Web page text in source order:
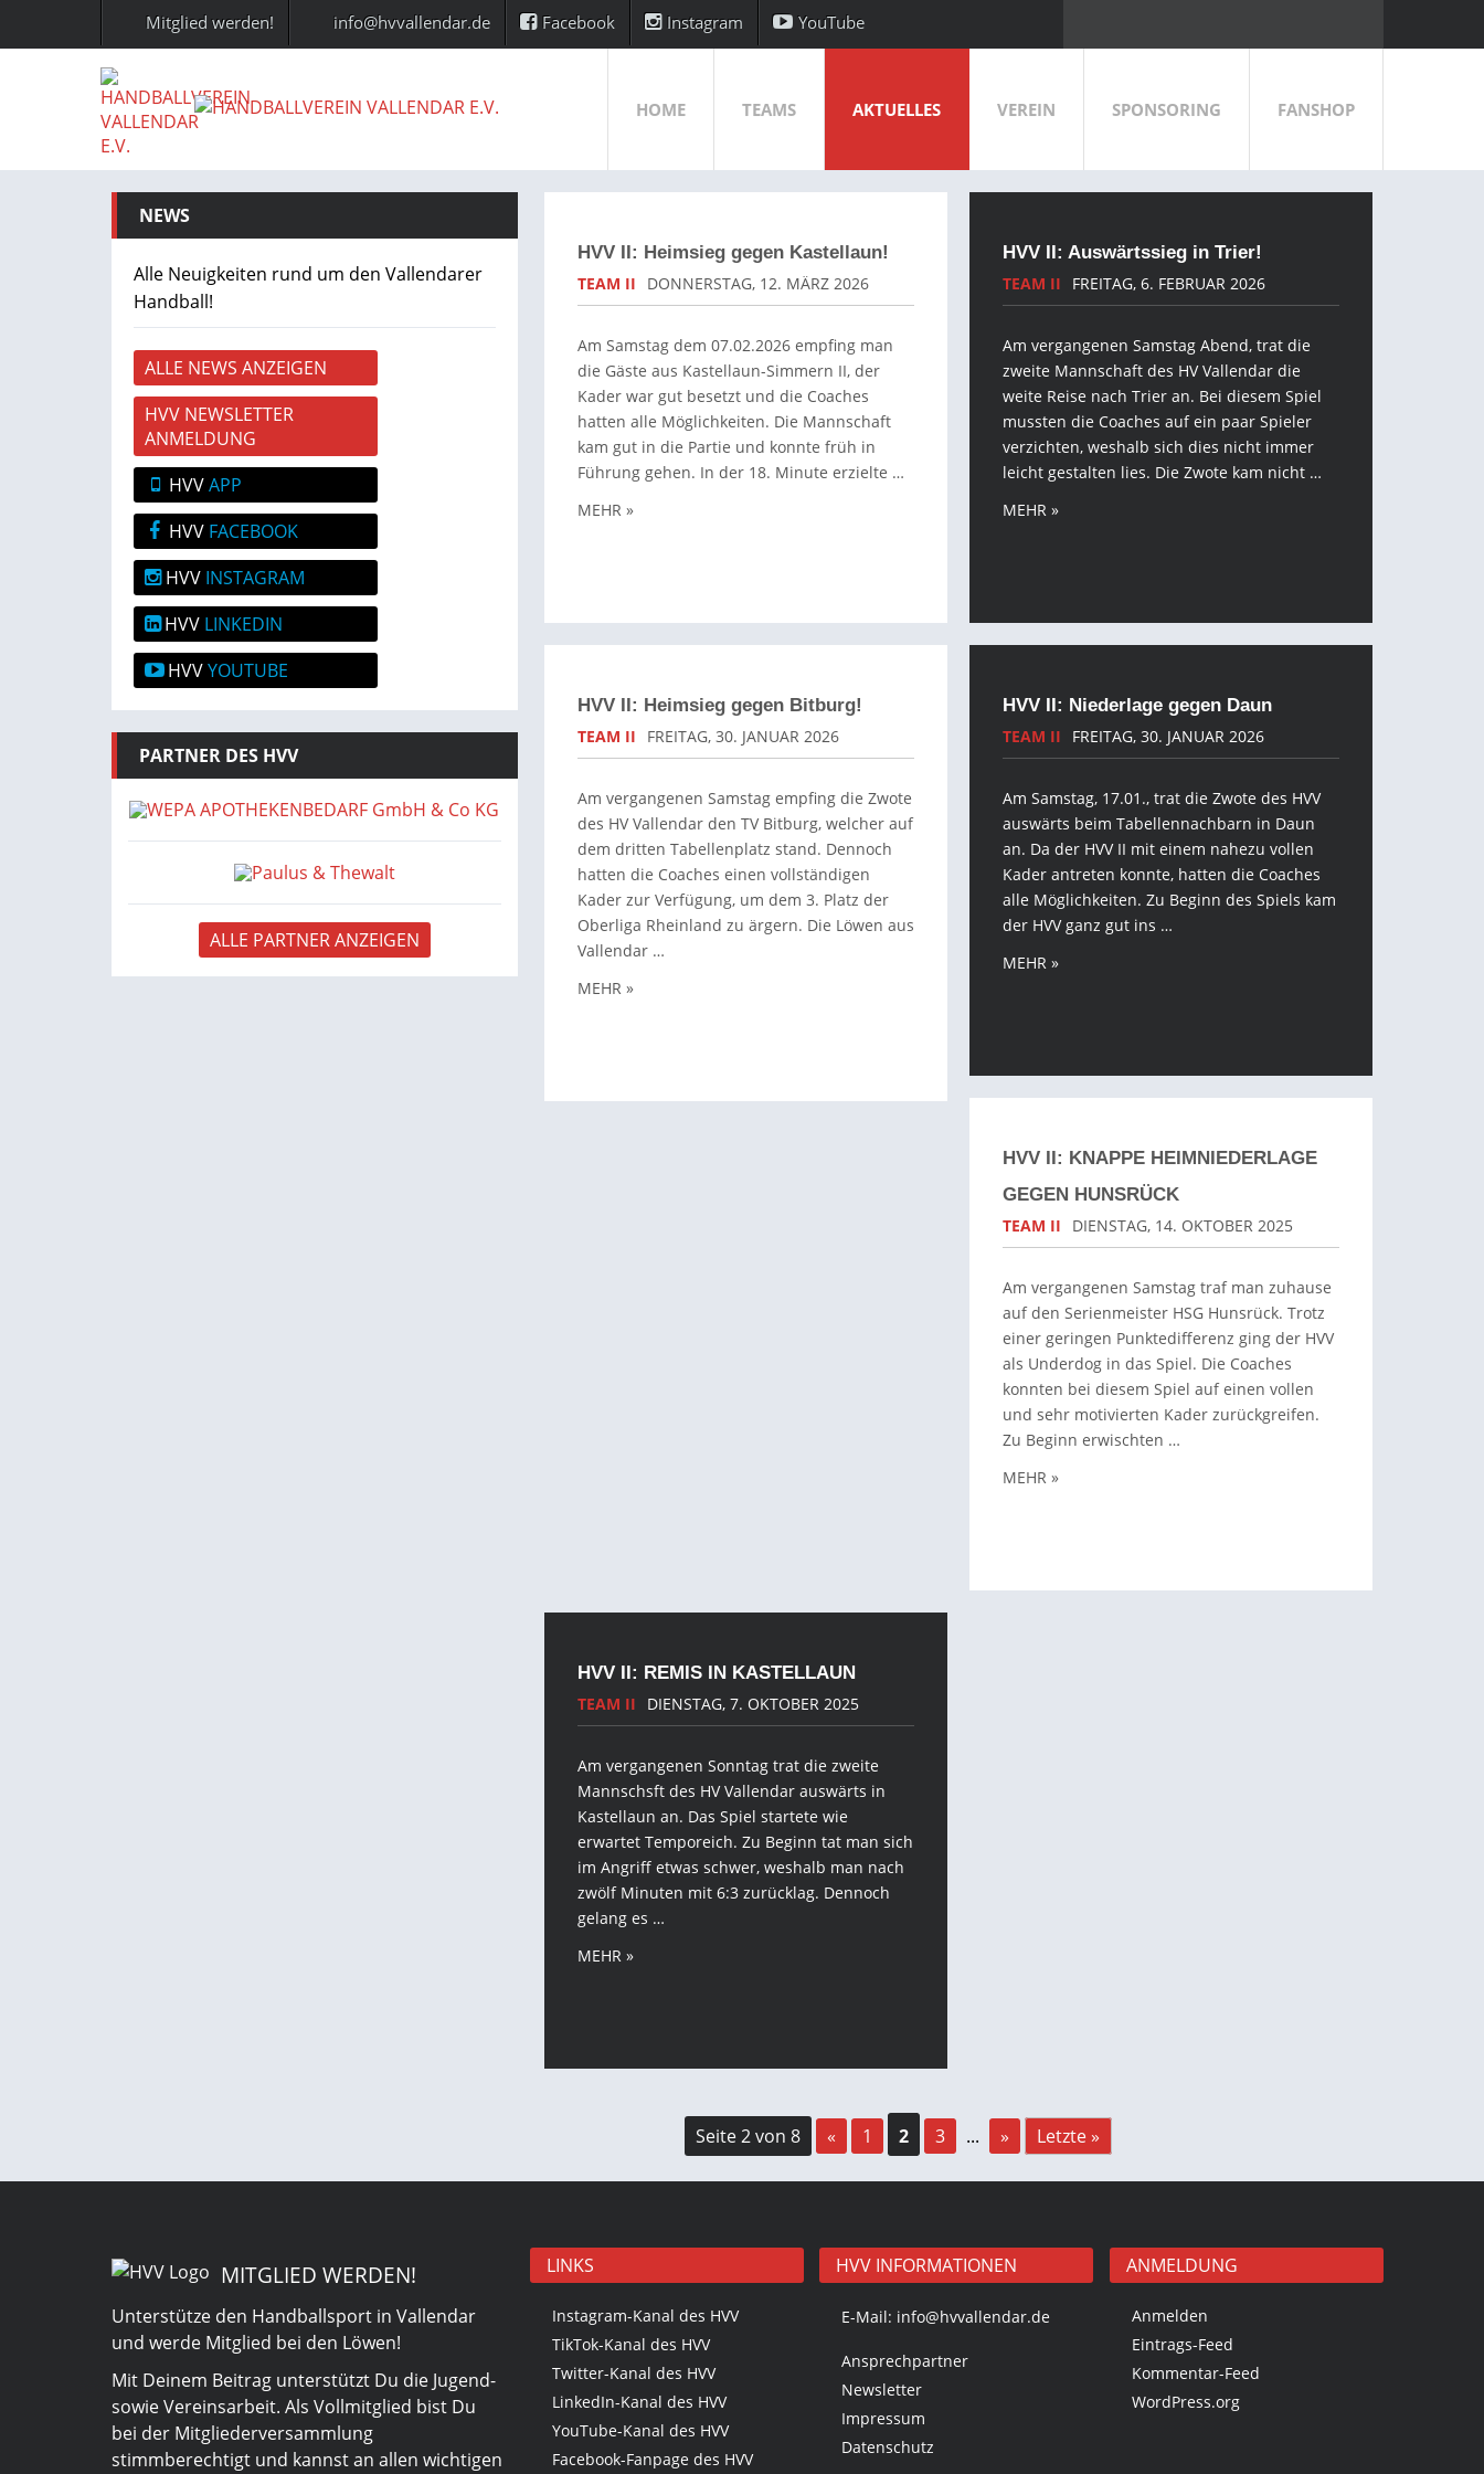
Mitglied werden! info@hvvallendar.de Facebook Instagram YouTube
HOME TEAMS AKTUELLES VEREIN SPONSORING FANSHOP
HVV II: Heimsieg gegen Kastellaun!
TEAM II
DONNERSTAG, 12. MÄRZ 2026
Am Samstag dem 07.02.2026 empfing man
die Gäste aus Kastellaun-Simmern II, der
Kader war gut besetzt und die Coaches
hatten alle Möglichkeiten. Die Mannschaft
kam gut in die Partie und konnte früh in
Führung gehen. In der 18. Minute erzielte …
MEHR »
HVV II: Auswärtssieg in Trier!
TEAM II
FREITAG, 6. FEBRUAR 2026
Am vergangenen Samstag Abend, trat die
zweite Mannschaft des HV Vallendar die
weite Reise nach Trier an. Bei diesem Spiel
mussten die Coaches auf ein paar Spieler
verzichten, weshalb sich dies nicht immer
leicht gestalten lies. Die Zwote kam nicht …
MEHR »
HVV II: Heimsieg gegen Bitburg!
TEAM II
FREITAG, 30. JANUAR 2026
Am vergangenen Samstag empfing die Zwote
des HV Vallendar den TV Bitburg, welcher auf
dem dritten Tabellenplatz stand. Dennoch
hatten die Coaches einen vollständigen
Kader zur Verfügung, um dem 3. Platz der
Oberliga Rheinland zu ärgern. Die Löwen aus
Vallendar …
MEHR »
HVV II: Niederlage gegen Daun
TEAM II
FREITAG, 30. JANUAR 2026
Am Samstag, 17.01., trat die Zwote des HVV
auswärts beim Tabellennachbarn in Daun
an. Da der HVV II mit einem nahezu vollen
Kader antreten konnte, hatten die Coaches
alle Möglichkeiten. Zu Beginn des Spiels kam
der HVV ganz gut ins …
MEHR »
HVV II: KNAPPE HEIMNIEDERLAGE
GEGEN HUNSRÜCK
TEAM II
DIENSTAG, 14. OKTOBER 2025
Am vergangenen Samstag traf man zuhause
auf den Serienmeister HSG Hunsrück. Trotz
einer geringen Punktedifferenz ging der HVV
als Underdog in das Spiel. Die Coaches
konnten bei diesem Spiel auf einen vollen
und sehr motivierten Kader zurückgreifen.
Zu Beginn erwischten …
MEHR »
HVV II: REMIS IN KASTELLAUN
TEAM II
DIENSTAG, 7. OKTOBER 2025
Am vergangenen Sonntag trat die zweite
Mannschsft des HV Vallendar auswärts in
Kastellaun an. Das Spiel startete wie
erwartet Temporeich. Zu Beginn tat man sich
im Angriff etwas schwer, weshalb man nach
zwölf Minuten mit 6:3 zurücklag. Dennoch
gelang es …
MEHR »
Seite 2 von 8 « 1 2 3 ... » Letzte »
NEWS
Alle Neuigkeiten rund um den Vallendarer
Handball!
ALLE NEWS ANZEIGEN
HVV NEWSLETTER
ANMELDUNG
HVVAPP
HVV FACEBOOK
HVV INSTAGRAM
HVV LINKEDIN
HVVYOUTUBE
PARTNER DES HVV
ALLE PARTNER ANZEIGEN
MITGLIED WERDEN!
Unterstütze den Handballsport in Vallendar
und werde Mitglied bei den Löwen!
Mit Deinem Beitrag unterstützt Du die Jugend-
sowie Vereinsarbeit. Als Vollmitglied bist Du
bei der Mitgliederversammlung
stimmberechtigt und kannst an allen wichtigen
LINKS
Instagram-Kanal des HVV
TikTok-Kanal des HVV
Twitter-Kanal des HVV
LinkedIn-Kanal des HVV
YouTube-Kanal des HVV
Facebook-Fanpage des HVV
HVV INFORMATIONEN
E-Mail: info@hvvallendar.de
Ansprechpartner
Newsletter
Impressum
Datenschutz
ANMELDUNG
Anmelden
Eintrags-Feed
Kommentar-Feed
WordPress.org